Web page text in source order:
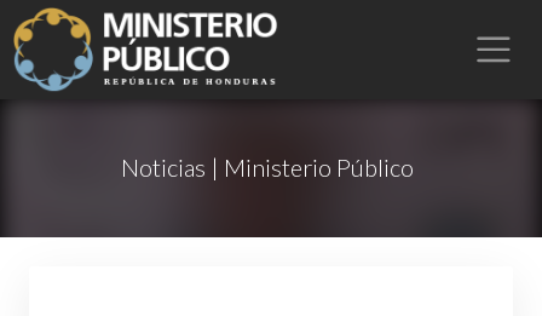
Noticias | Ministerio Público